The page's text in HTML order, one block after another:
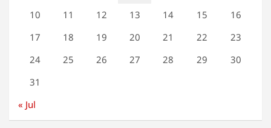
10
11 12 13 14 15
16
17
18 19 20 21 22
23
24
25 26 27 28 29
30
31
« Jul